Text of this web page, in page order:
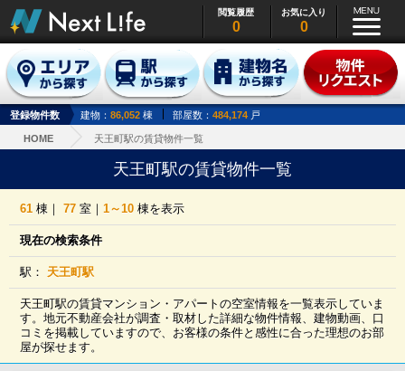
閲覧履歴
0
お気に入り
0
登録物件数 建物： 86,052 棟 部屋数： 484,174 戸
HOME 天王町駅の賃貸物件一覧
天王町駅の賃貸物件一覧
61 棟｜77 室｜1～10 棟を表示
現在の検索条件
駅： 天王町駅
天王町駅の賃貸マンション・アパートの空室情報を一覧表示していま
す。地元不動産会社が調査・取材した詳細な物件情報、建物動画、口
コミを掲載していますので、お客様の条件と感性に合った理想のお部
屋が探せます。